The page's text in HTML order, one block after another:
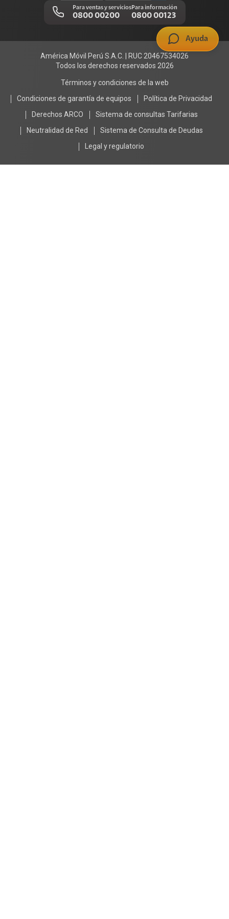
Ayuda
Llamada por llamada
Trabajos de mantenimientoPara ventas y servicios
0800 00200
Para información
0800 00123
América Móvil Perú S.A.C. | RUC 20467534026
Todos los derechos reservados 2026
Términos y condiciones de la web
Condiciones de garantía de equipos
Política de Privacidad
Derechos ARCO
Sistema de consultas Tarifarias
Neutralidad de Red
Sistema de Consulta de Deudas
Legal y regulatorio